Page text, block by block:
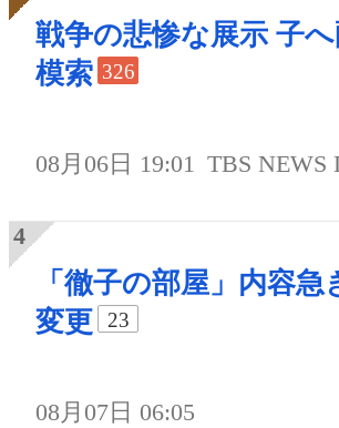
戦争の悲惨な展示 子
模索 326
08月06日 19:01 TBS NEWS
「徹子の部屋」内容急
変更
23
08月07日 06:05